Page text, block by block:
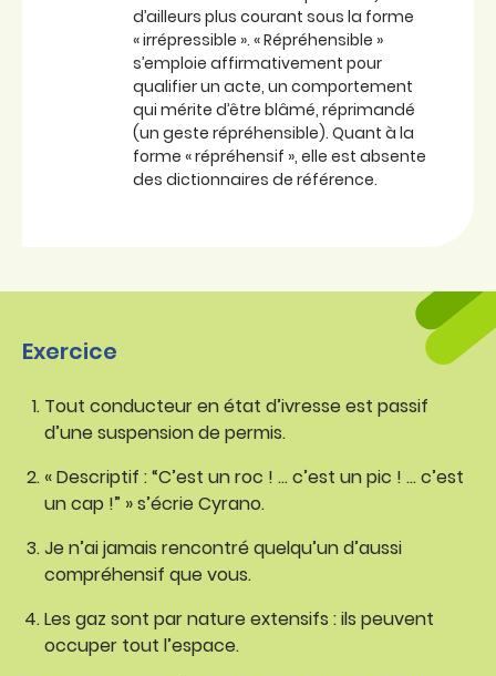
d’ailleurs plus courant sous la forme
« irrépressible ». « Répréhensible »
s’emploie affirmativement pour
qualifier un acte, un comportement
qui mérite d’être blâmé, réprimandé
(un geste répréhensible). Quant à la
forme « répréhensif », elle est absente
des dictionnaires de référence.
Exercice
Tout conducteur en état d’ivresse est passif
d’une suspension de permis.
« Descriptif : “C’est un roc ! … c’est un pic ! … c’est
un cap !” » s’écrie Cyrano.
Je n’ai jamais rencontré quelqu’un d’aussi
compréhensif que vous.
Les gaz sont par nature extensifs : ils peuvent
occuper tout l’espace.